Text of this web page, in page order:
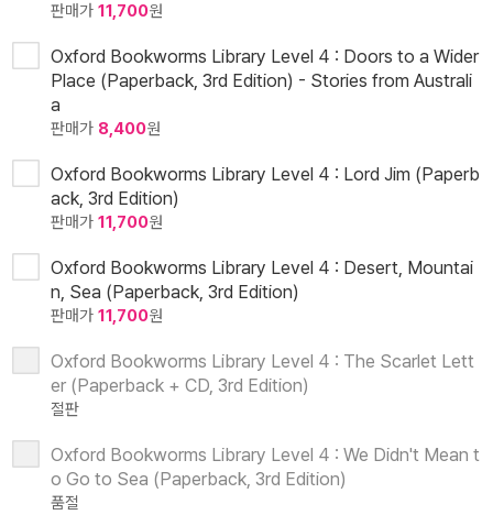
판매가 11,700원
Oxford Bookworms Library Level 4 : Doors to a Wider
Place (Paperback, 3rd Edition) - Stories from Australi
a
판매가 8,400원
Oxford Bookworms Library Level 4 : Lord Jim (Paperb
ack, 3rd Edition)
판매가 11,700원
Oxford Bookworms Library Level 4 : Desert, Mountai
n, Sea (Paperback, 3rd Edition)
판매가 11,700원
Oxford Bookworms Library Level 4 : The Scarlet Lett
er (Paperback + CD, 3rd Edition)
절판
Oxford Bookworms Library Level 4 : We Didn't Mean t
o Go to Sea (Paperback, 3rd Edition)
품절